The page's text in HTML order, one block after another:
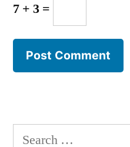
7 + 3 =
Search